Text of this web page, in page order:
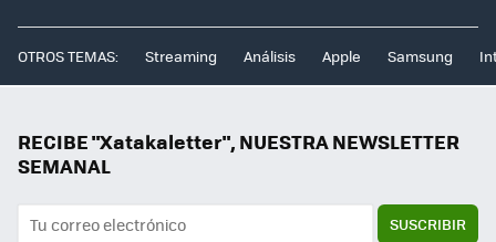
OTROS TEMAS: Streaming Análisis Apple Samsung
RECIBE "Xatakaletter", NUESTRA NEWSLETTER
SEMANAL
SUSCRIBIR